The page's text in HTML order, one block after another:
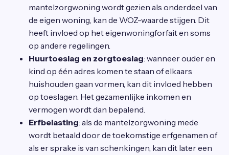
mantelzorgwoning wordt gezien als onderdeel van
de eigen woning, kan de WOZ-waarde stijgen. Dit
heeft invloed op het eigenwoningforfait en soms
op andere regelingen.
Huurtoeslag en zorgtoeslag: wanneer ouder en
kind op één adres komen te staan of elkaars
huishouden gaan vormen, kan dit invloed hebben
op toeslagen. Het gezamenlijke inkomen en
vermogen wordt dan bepalend.
Erfbelasting: als de mantelzorgwoning mede
wordt betaald door de toekomstige erfgenamen of
als er sprake is van schenkingen, kan dit later een